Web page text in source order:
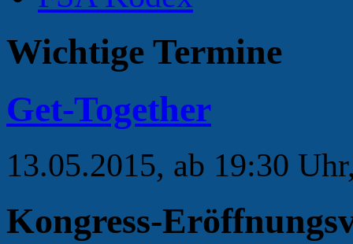
Wichtige Termine
Get-Together
13.05.2015, ab 19:30
Kongress-